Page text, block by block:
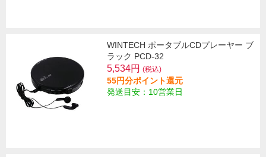
WINTECH ポータブルCDプレーヤー ブ
ラック PCD-32
5,534円 (税込)
55円分ポイント還元
発送目安：10営業日